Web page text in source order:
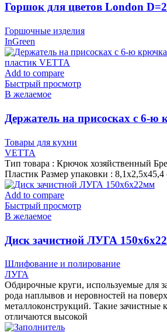
Горшок для цветов London
Горшочные изделия
InGreen
Add to compare
Быстрый просмотр
В желаемое
Держатель на присосках с 6-ю
Товары для кухни
VETTA
Тип товара : Крючок хозяйственный
Пластик Размер упаковки :
Add to compare
Быстрый просмотр
В желаемое
Диск зачистной ЛУГА
Шлифование и полирование
ЛУГА
Обдирочные круги, используемые для
рода наплывов и неровностей на
металлоконструкций. Такие зачистные
отличаются высокой